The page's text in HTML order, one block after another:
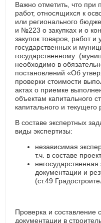
Важно отметить, что при
работ, относящихся к
или регионального
и №223 о закупках и о
закупок товаров, работ и
государственных и
государственному
необходимо в
постановлений «Об
проверки стоимости
актах о приемке
объектам капитального
капитального и текущего
В составе экспертных
виды экспертизы:
независимая
т.ч. в составе
документации и
(ст.49
Проверка и составление
документации в